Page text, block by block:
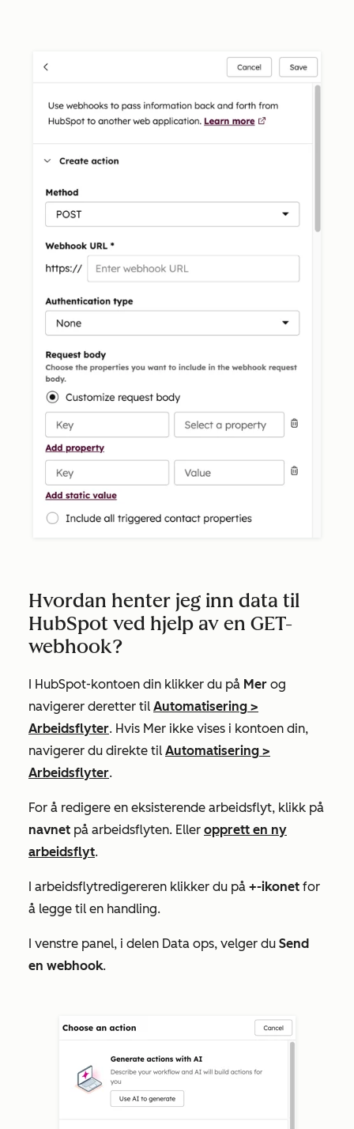
Hvordan henter jeg inn data til
HubSpot ved hjelp av en GET-
webhook?
I HubSpot-kontoen din klikker du på Mer og
navigerer deretter til Automatisering >
Arbeidsflyter. Hvis Mer ikke vises i kontoen din,
navigerer du direkte til Automatisering >
Arbeidsflyter.
For å redigere en eksisterende arbeidsflyt, klikk på
navnet på arbeidsflyten. Eller opprett en ny
arbeidsflyt.
I arbeidsflytredigereren klikker du på +-ikonet for
å legge til en handling.
I venstre panel, i delen Data ops, velger du Send
en webhook.